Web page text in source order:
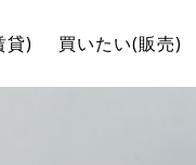
貸) 買いたい(販売)